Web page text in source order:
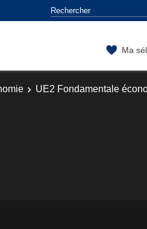
Ma
UE2 Fondamentale